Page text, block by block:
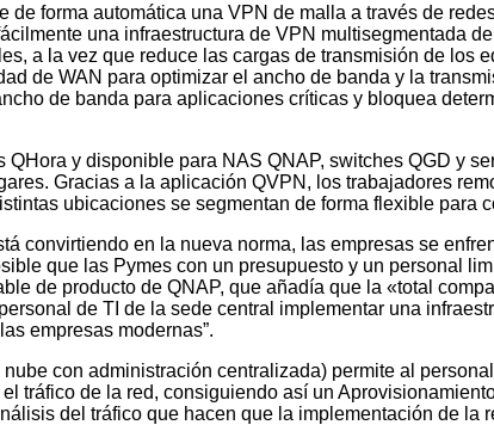
de forma automática una VPN de malla a través de
una infraestructura de VPN multisegmentada
a la vez que reduce las cargas de transmisión de
de WAN para optimizar el ancho de banda y la
de banda para aplicaciones críticas y bloquea
QHora y disponible para NAS QNAP, switches QGD y
Gracias a la aplicación QVPN, los trabajadores
ubicaciones se segmentan de forma flexible para
convirtiendo en la nueva norma, las empresas se
que las Pymes con un presupuesto y un personal
de producto de QNAP, que añadía que la «total
de TI de la sede central implementar una
empresas modernas”.
con administración centralizada) permite al
tráfico de la red, consiguiendo así un
del tráfico que hacen que la implementación de la